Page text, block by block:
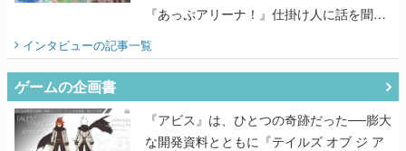
『あっぷアリーナ！』仕掛け人に話を聞い
インタビューの記事一覧
ゲームの企画書
『アビス』は、ひとつの奇跡だった──膨大
な開発資料とともに『テイルズ オブ ジ ア